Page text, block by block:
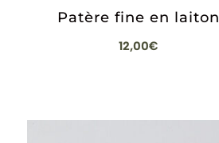
Patère fine en laiton
12,00€